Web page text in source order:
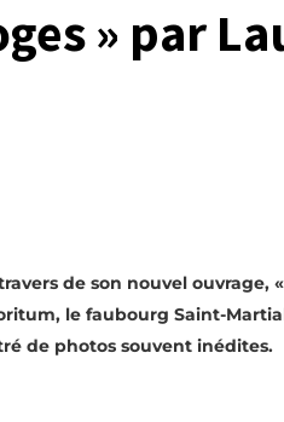
» par
de son nouvel ouvrage,
le faubourg Saint-
de photos souvent inédites.